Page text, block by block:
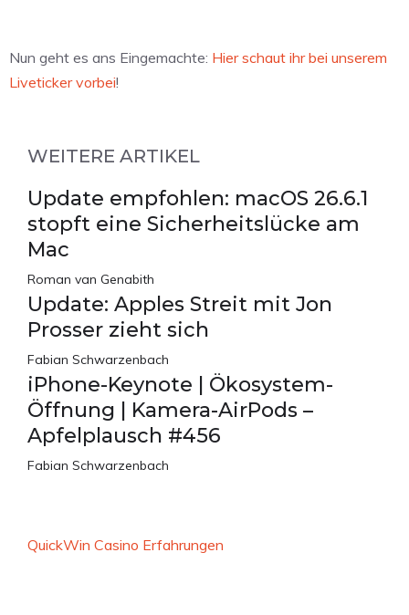
Nun geht es ans Eingemachte: Hier schaut ihr bei unserem
Liveticker vorbei!
WEITERE ARTIKEL
Update empfohlen: macOS 26.6.1
stopft eine Sicherheitslücke am
Mac
Roman van Genabith
Update: Apples Streit mit Jon
Prosser zieht sich
Fabian Schwarzenbach
iPhone-Keynote | Ökosystem-
Öffnung | Kamera-AirPods –
Apfelplausch #456
Fabian Schwarzenbach
QuickWin Casino Erfahrungen